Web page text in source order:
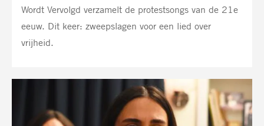
Wordt Vervolgd verzamelt de protestsongs van de 21e
eeuw. Dit keer: zweepslagen voor een lied over
vrijheid.